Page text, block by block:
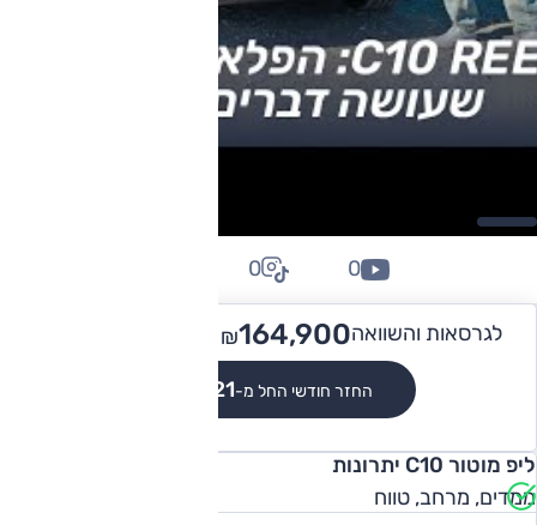
לגרסאות והשוואה ₪164,900 -
החזר חודשי החל מ-₪1,521
0
0
ליפ מוטור C10 יתרונות
ממדים, מרחב, טווח